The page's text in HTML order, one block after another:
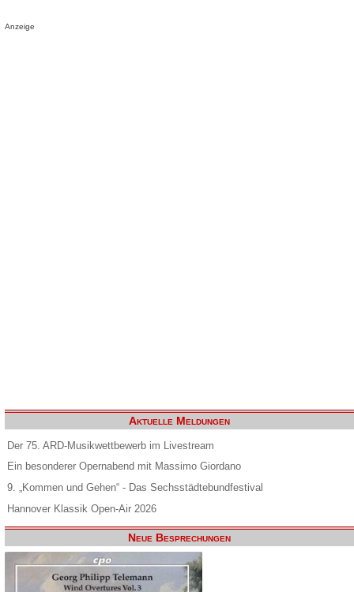
Anzeige
Aktuelle Meldungen
Der 75. ARD-Musikwettbewerb im Livestream
Ein besonderer Opernabend mit Massimo Giordano
9. „Kommen und Gehen“ - Das Sechsstädtebundfestival
Hannover Klassik Open-Air 2026
Neue Besprechungen